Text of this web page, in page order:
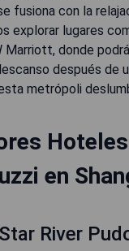
fusiona con la
explorar lugares
Marriott, donde
después de
metrópoli
en
River